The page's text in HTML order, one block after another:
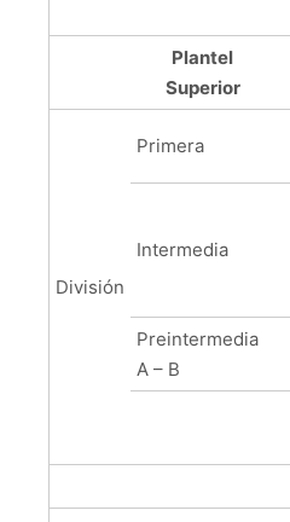
Plantel
Superior
División
Primera
Intermedia
Preintermedia
A – B